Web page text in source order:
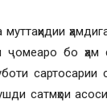
ҷомеаро бо ҳам
сартосарии
сатмҳои